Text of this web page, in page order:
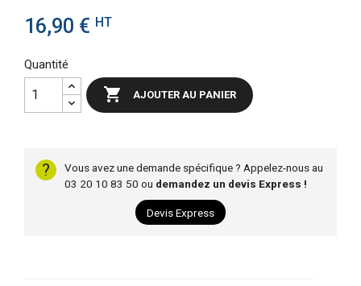
16,90 € HT
Quantité
 AJOUTER AU PANIER
?
Vous avez une demande spécifique ? Appelez-nous au
03 20 10 83 50 ou demandez un devis Express !
Devis Express